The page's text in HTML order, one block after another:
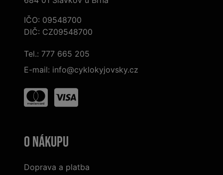
IČO: 09548700
DIČ: CZ09548700
Tel.: 777 665 205
E-mail: info@cyklokyjovsky.cz
O nákupu
Doprava a platba